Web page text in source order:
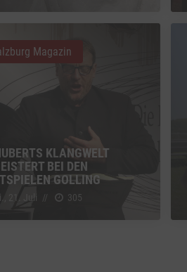
KLANGWELT
BEI DEN
GOLLING
21. Juli // 305
Magazin